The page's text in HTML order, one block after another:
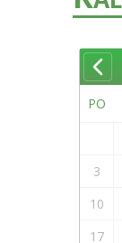
PO
3
10
17